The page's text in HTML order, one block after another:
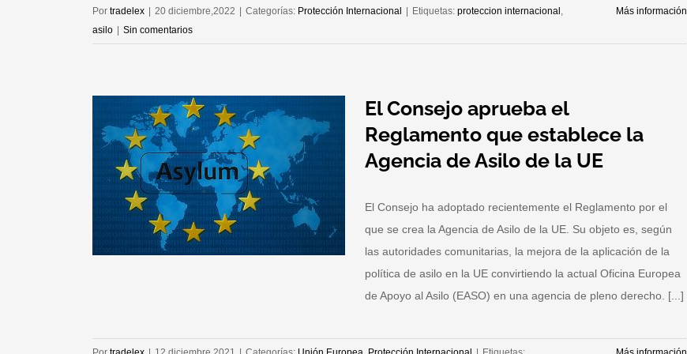
Por tradelex 20 diciembre,2022 Categorías: Protección Internacional Etiquetas: proteccion internacional ,
asilo
Sin comentarios
Más información
El Consejo aprueba el
Reglamento que establece la
Agencia de Asilo de la UE
El Consejo ha adoptado recientemente el Reglamento por el
que se crea la Agencia de Asilo de la UE. Su objeto es, según
las autoridades comunitarias, la mejora de la aplicación de la
política de asilo en la UE convirtiendo la actual Oficina Europea
de Apoyo al Asilo (EASO) en una agencia de pleno derecho. [...]